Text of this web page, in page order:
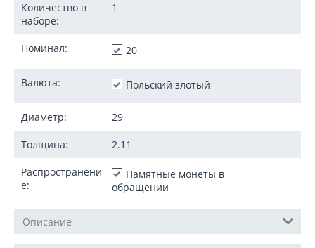
Количество в
наборе:
1
Номинал: 20
Валюта: Польский злотый
Диаметр: 29
Толщина: 2.11
Распространени
е:
Памятные монеты в
обращении
Описание